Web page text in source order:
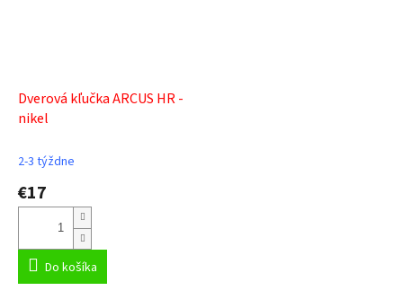
Dverová kľučka ARCUS HR -
nikel
2-3 týždne
€17
Do košíka